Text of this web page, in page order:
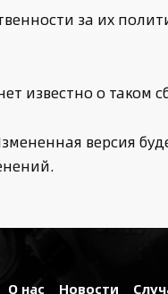
за их
известно о
версия
О нас Новости